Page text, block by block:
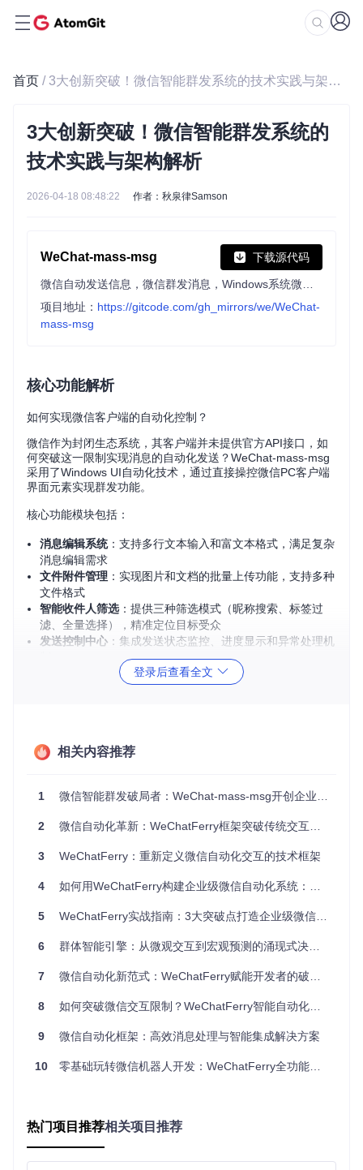
首页 / 3大创新突破！微信智能群发系统的技术实践与架构解析
3大创新突破！微信智能群发系统的
技术实践与架构解析
2026-04-18 08:48:22 作者：秋泉律Samson
WeChat-mass-msg 下载源代码
项目地址： https://gitcode.com/gh_mirrors/we/WeChat-
mass-msg
核心功能解析
如何实现微信客户端的自动化控制？
微信作为封闭生态系统，其客户端并未提供官方API接口，如
何突破这一限制实现消息的自动化发送？WeChat-mass-msg
采用了Windows UI自动化技术，通过直接操控微信PC客户端
界面元素实现群发功能。
核心功能模块包括：
消息编辑系统：支持多行文本输入和富文本格式，满足复杂
消息编辑需求
文件附件管理 ：实现图片和文档的批量上传功能，支持多种
文件格式
智能收件人筛选：提供三种筛选模式（昵称搜索、标签过
滤、全量选择），精准定位目标受众
发送控制中心 ：集成发送状态监控、进度显示和异常处理机
通过收件人筛选系统选择目标好友/群组
系统验证微信客户端状态和配置
实时反馈发送进度和结果统计
常见问题解决
Q: 为什么程序无法识别微信窗口？
上版本），尝试重启微信和工具程序，检查是否有其他窗口遮
A: 程序内置弹窗检测机制，会自动识别并关闭常见微信弹窗。
境。WeChat-mass-msg最终选择uiautomation而非pyautogu
定
位
方
基于控件
属性
基于屏幕
登录后查看全文
相关内容推荐
1 微信智能群发破局者：WeChat-mass-msg开创企业级消息触达新范式
2 微信自动化革新：WeChatFerry框架突破传统交互模式的完整指南
3 WeChatFerry：重新定义微信自动化交互的技术框架
4 如何用WeChatFerry构建企业级微信自动化系统：从技术原理到场景落地
5 WeChatFerry实战指南：3大突破点打造企业级微信智能交互系统
6 群体智能引擎：从微观交互到宏观预测的涌现式决策系统
7 微信自动化新范式：WeChatFerry赋能开发者的破局之道
8 如何突破微信交互限制？WeChatFerry智能自动化引擎全解析
9 微信自动化框架：高效消息处理与智能集成解决方案
10 零基础玩转微信机器人开发：WeChatFerry全功能框架实战指南
热门项目推荐相关项目推荐